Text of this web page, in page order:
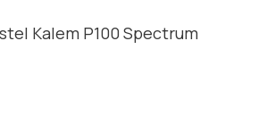
Kalem P100 Spectrum